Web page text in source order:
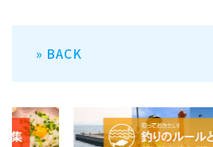
» BACK